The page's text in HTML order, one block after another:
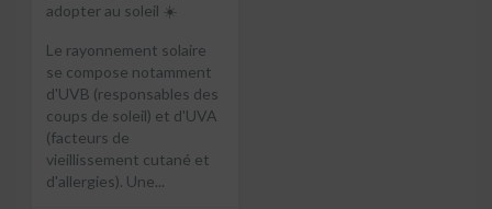
adopter au soleil ☀️
Le rayonnement solaire
se compose notamment
d'UVB (responsables des
coups de soleil) et d'UVA
(facteurs de
vieillissement cutané et
d'allergies). Une...